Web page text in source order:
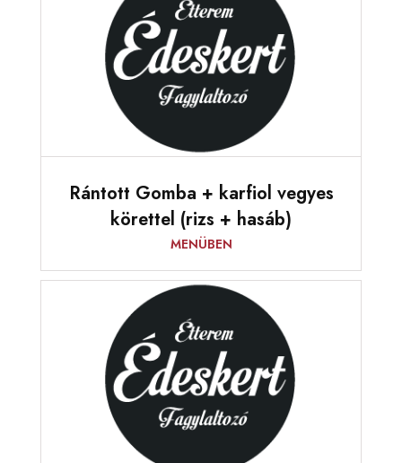
Rántott Gomba + karfiol vegyes
körettel (rizs + hasáb)
MENÜBEN